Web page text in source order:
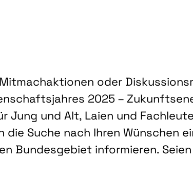
oder
2025 –
Jung und Alt, Laien und
die Suche nach Ihren Wünschen
Bundesgebiet informieren.